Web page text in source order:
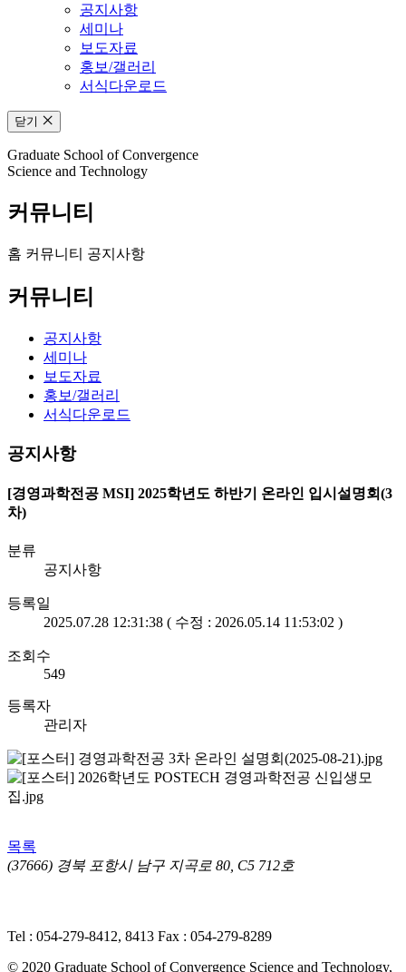
공지사항
세미나
보도자료
홍보/갤러리
서식다운로드
닫기
Graduate School of Convergence
Science and Technology
커뮤니티
홈 커뮤니티 공지사항
커뮤니티
공지사항
세미나
보도자료
홍보/갤러리
서식다운로드
공지사항
[경영과학전공 MSI] 2025학년도 하반기 온라인 입시설명회(3
차)
분류
공지사항
등록일
2025.07.28 12:31:38 ( 수정 : 2026.05.14 11:53:02 )
조회수
549
등록자
관리자
목록
(37666) 경북 포항시 남구 지곡로 80, C5 712호
Tel : 054-279-8412, 8413 Fax : 054-279-8289
© 2020 Graduate School of Convergence Science and Technology,